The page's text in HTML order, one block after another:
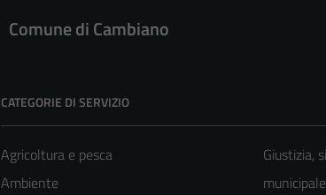
Comune di Cambiano
CATEGORIE DI SERVIZIO
Agricoltura e pesca
Ambiente
Giustizia,
municipale